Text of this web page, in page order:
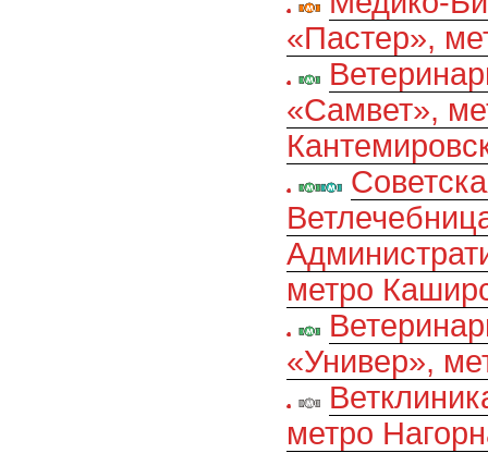
«Пастер»,
«Самвет»,
метро
«Универ»,
метро